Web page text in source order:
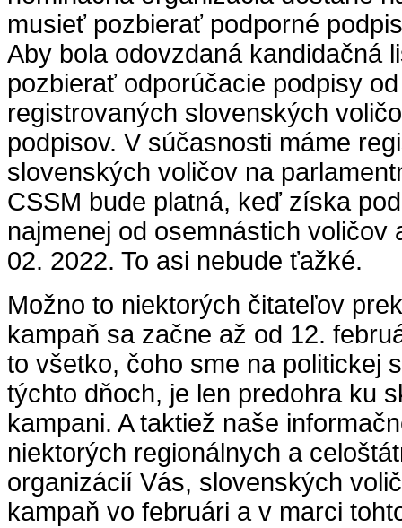
musieť pozbierať podporné
Aby bola odovzdaná kandidačná
pozbierať odporúčacie podpisy
registrovaných slovenských
podpisov. V súčasnosti máme
slovenských voličov na
CSSM bude platná, keď získa
najmenej od osemnástich voličov
02. 2022. To asi nebude ťažké.
Možno to niektorých čitateľov
kampaň sa začne až od 12.
to všetko, čoho sme na politickej
týchto dňoch, je len predohra ku
kampani. A taktiež naše
niektorých regionálnych a
organizácií Vás, slovenských
kampaň vo februári a v marci